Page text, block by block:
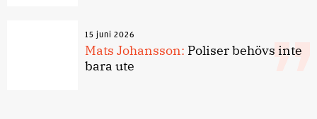
15 juni 2026
Mats Johansson: Poliser behövs inte
bara ute